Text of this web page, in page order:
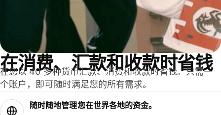
在消费、汇款和收款时省钱
在您以 40 多种货币汇款、消费和收款时省钱。只需一
个账户，即可随时满足您的所有需求。
随时随地管理您在世界各地的资金。